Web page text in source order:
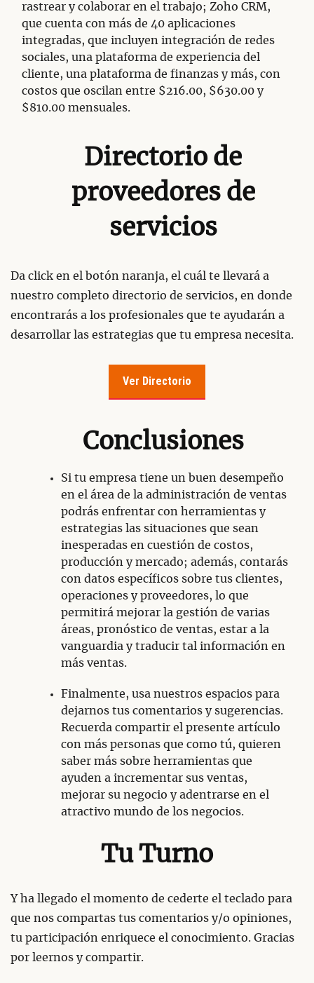
rastrear y colaborar en el trabajo; Zoho CRM,
que cuenta con más de 40 aplicaciones
integradas, que incluyen integración de redes
sociales, una plataforma de experiencia del
cliente, una plataforma de finanzas y más, con
costos que oscilan entre $216.00, $630.00 y
$810.00 mensuales.
Directorio de
proveedores de
servicios
Da click en el botón naranja, el cuál te llevará a
nuestro completo directorio de servicios, en donde
encontrarás a los profesionales que te ayudarán a
desarrollar las estrategias que tu empresa necesita.
Ver Directorio
Conclusiones
Si tu empresa tiene un buen desempeño
en el área de la administración de ventas
podrás enfrentar con herramientas y
estrategias las situaciones que sean
inesperadas en cuestión de costos,
producción y mercado; además, contarás
con datos específicos sobre tus clientes,
operaciones y proveedores, lo que
permitirá mejorar la gestión de varias
áreas, pronóstico de ventas, estar a la
vanguardia y traducir tal información en
más ventas.
Finalmente, usa nuestros espacios para
dejarnos tus comentarios y sugerencias.
Recuerda compartir el presente artículo
con más personas que como tú, quieren
saber más sobre herramientas que
ayuden a incrementar sus ventas,
mejorar su negocio y adentrarse en el
atractivo mundo de los negocios.
Tu Turno
Y ha llegado el momento de cederte el teclado para
que nos compartas tus comentarios y/o opiniones,
tu participación enriquece el conocimiento. Gracias
por leernos y compartir.